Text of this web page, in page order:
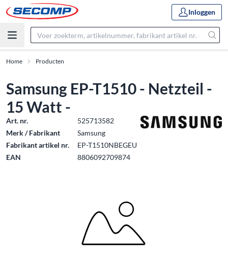
Inloggen
Home Producten
Samsung EP-T1510 - Netzteil -
15 Watt -
Art. nr.
525713582
Merk / Fabrikant
Samsung
Fabrikant artikel nr.
EP-T1510NBEGEU
EAN
8806092709874